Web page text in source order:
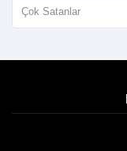
Çok Satanlar